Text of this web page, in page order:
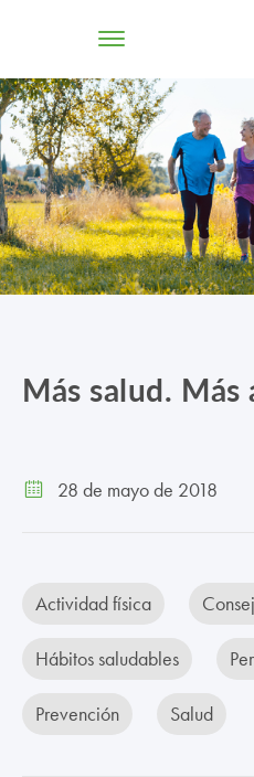
TIENDA
PROMOCIONES
CANAL
Más salud. Más
28 de mayo de 2018
Actividad física
Hábitos saludables
Prevención Salud